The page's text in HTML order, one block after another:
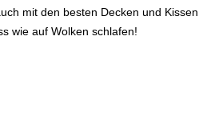
mit den besten Decken und Kissen
wie auf Wolken schlafen!